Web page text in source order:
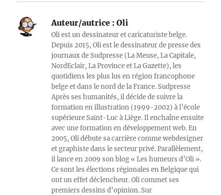
Auteur/autrice : Oli
Oli est un dessinateur et caricaturiste belge.
Depuis 2015, Oli est le dessinateur de presse des
journaux de Sudpresse (La Meuse, La Capitale,
NordEclair, La Province et La Gazette), les
quotidiens les plus lus en région francophone
belge et dans le nord de la France. Sudpresse
Après ses humanités, il décide de suivre la
formation en illustration (1999-2002) à l’école
supérieure Saint-Luc à Liège. Il enchaîne ensuite
avec une formation en développement web. En
2005, Oli débute sa carrière comme webdesigner
et graphiste dans le secteur privé. Parallèlement,
il lance en 2009 son blog « Les humeurs d’Oli ».
Ce sont les élections régionales en Belgique qui
ont un effet déclencheur. Oli commet ses
premiers dessins d’opinion. Sur